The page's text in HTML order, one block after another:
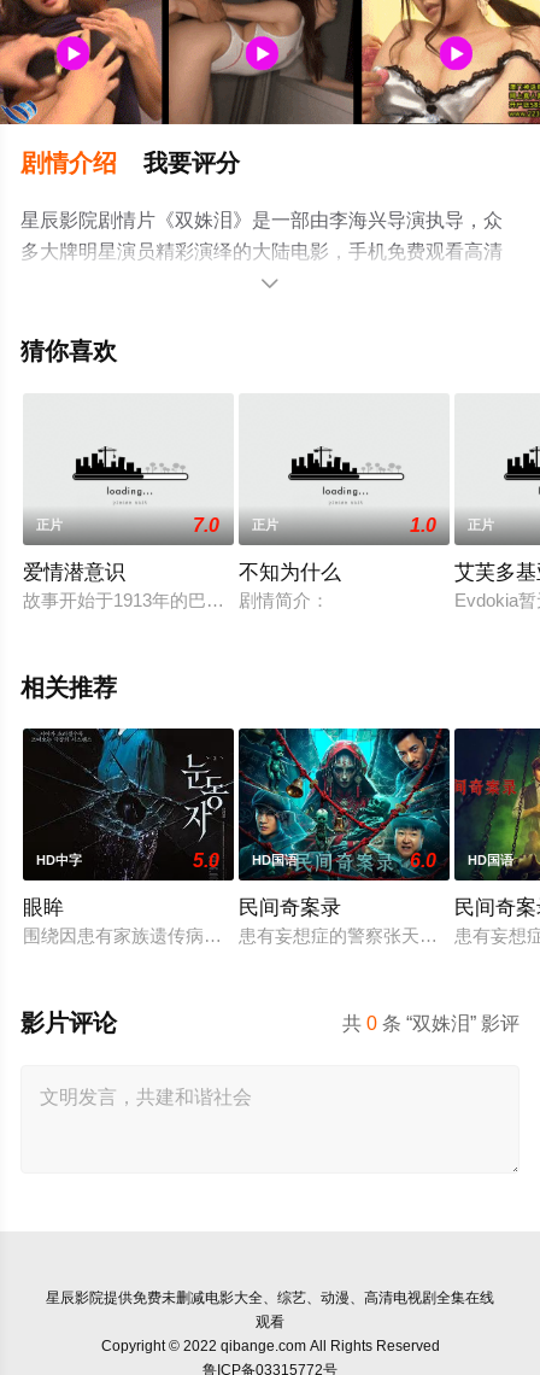
剧情介绍 我要评分
星辰影院剧情片《双姝泪》是一部由李海兴导演执导，众
多大牌明星演员精彩演绎的大陆电影，手机免费观看高清
无删减完整版电影大全就上星辰电影网，更多剧情信息可

猜你喜欢
正片 7.0
爱情潜意识
故事开始于1913年的巴塞罗那，艾玛（蕾欧诺·瓦特林暂无内容
正片 1.0
不知为什么
剧情简介：
正片
艾芙多
Evdokia
相关推荐
HD中字 5.0
眼眸
围绕因患有家族遗传病而导致视力逐渐丧失的摄影师瑞真展开
HD国语 6.0
民间奇案录
患有妄想症的警察张天盛遇上一起离
HD国语
民间奇
患有妄想
共0 条 “双姝泪” 影评
影片评论
星辰影院提供免费未删减电影大全、综艺、动漫、高清电视剧全集在线
观看
Copyright © 2022 qibange.com All Rights Reserved
鲁ICP备03315772号